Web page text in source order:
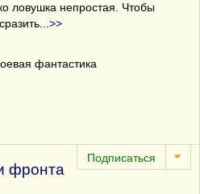
ловушка непростая. Чтобы
>>
фантастика
фронта